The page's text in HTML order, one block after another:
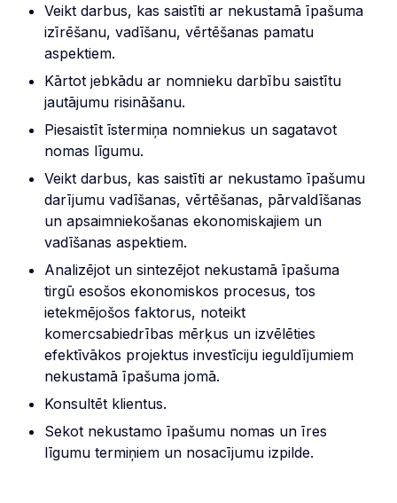
Veikt darbus, kas saistīti ar nekustamā īpašuma
izīrēšanu, vadīšanu, vērtēšanas pamatu
aspektiem.
Kārtot jebkādu ar nomnieku darbību saistītu
jautājumu risināšanu.
Piesaistīt īstermiņa nomniekus un sagatavot
nomas līgumu.
Veikt darbus, kas saistīti ar nekustamo īpašumu
darījumu vadīšanas, vērtēšanas, pārvaldīšanas
un apsaimniekošanas ekonomiskajiem un
vadīšanas aspektiem.
Analizējot un sintezējot nekustamā īpašuma
tirgū esošos ekonomiskos procesus, tos
ietekmējošos faktorus, noteikt
komercsabiedrības mērķus un izvēlēties
efektīvākos projektus investīciju ieguldījumiem
nekustamā īpašuma jomā.
Konsultēt klientus.
Sekot nekustamo īpašumu nomas un īres
līgumu termiņiem un nosacījumu izpilde.